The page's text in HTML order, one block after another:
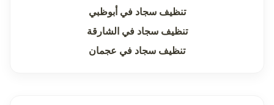
تنظيف سجاد في أبوظبي
تنظيف سجاد في الشارقة
تنظيف سجاد في عجمان